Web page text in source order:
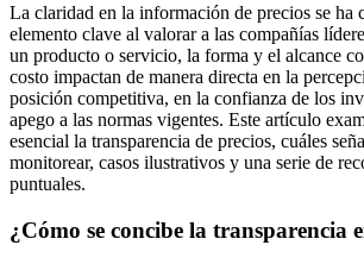
La claridad en la información de precios se ha
elemento clave al valorar a las compañías
un producto o servicio, la forma y el alcance
costo impactan de manera directa en la
posición competitiva, en la confianza de los
apego a las normas vigentes. Este artículo
esencial la transparencia de precios, cuáles
monitorear, casos ilustrativos y una serie de
puntuales.
¿Cómo se concibe la transparencia